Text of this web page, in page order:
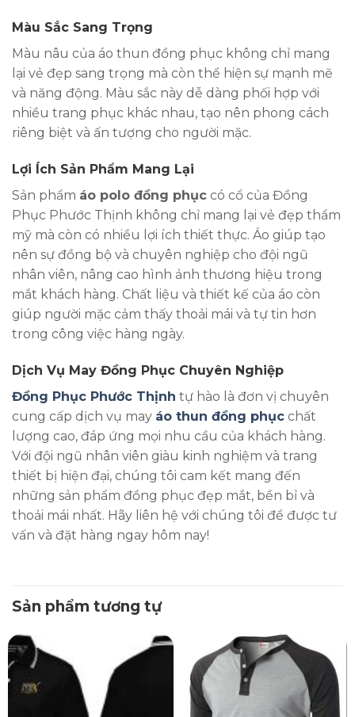
Màu Sắc Sang Trọng
Màu nâu của áo thun đồng phục không chỉ mang
lại vẻ đẹp sang trọng mà còn thể hiện sự mạnh mẽ
và năng động. Màu sắc này dễ dàng phối hợp với
nhiều trang phục khác nhau, tạo nên phong cách
riêng biệt và ấn tượng cho người mặc.
Lợi Ích Sản Phẩm Mang Lại
Sản phẩm áo polo đồng phục có cổ của Đồng
Phục Phước Thịnh không chỉ mang lại vẻ đẹp thẩm
mỹ mà còn có nhiều lợi ích thiết thực. Áo giúp tạo
nên sự đồng bộ và chuyên nghiệp cho đội ngũ
nhân viên, nâng cao hình ảnh thương hiệu trong
mắt khách hàng. Chất liệu và thiết kế của áo còn
giúp người mặc cảm thấy thoải mái và tự tin hơn
trong công việc hàng ngày.
Dịch Vụ May Đồng Phục Chuyên Nghiệp
Đồng Phục Phước Thịnh tự hào là đơn vị chuyên
cung cấp dịch vụ may áo thun đồng phục chất
lượng cao, đáp ứng mọi nhu cầu của khách hàng.
Với đội ngũ nhân viên giàu kinh nghiệm và trang
thiết bị hiện đại, chúng tôi cam kết mang đến
những sản phẩm đồng phục đẹp mắt, bền bỉ và
thoải mái nhất. Hãy liên hệ với chúng tôi để được tư
vấn và đặt hàng ngay hôm nay!
Sản phẩm tương tự